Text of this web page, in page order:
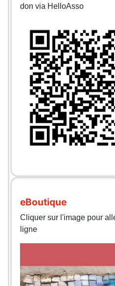
don via HelloAsso
eBoutique
Cliquer sur l'image pour
ligne